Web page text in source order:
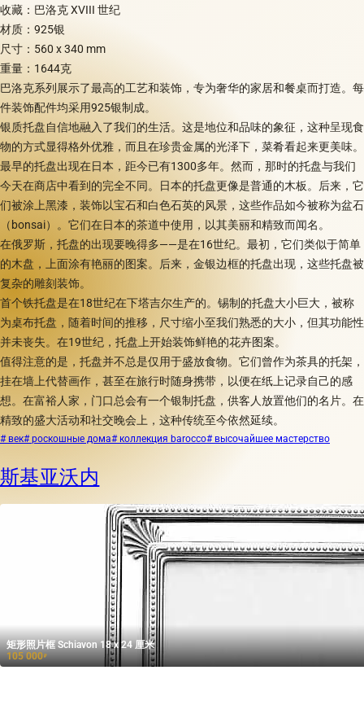
收藏：巴洛克 XVIII 世纪
材质：925银
尺寸：560 x 340 mm
重量：1644克
巴洛克系列展示了最高的工艺和装饰，专为奢华的家居和餐桌而打造。每
件装饰配件均采用925银制成。
银质托盘自信地融入了我们的生活。这是地位和品味的象征，这种呈现食
物的方式显得格外优雅，而且在珍贵金属的光泽下，菜肴看起来更美味。
最早的托盘出现在日本，距今已有1300多年。然而，那时的托盘与我们
今天在商店中看到的完全不同。日本的托盘更像是普通的木板。后来，它
们被涂上黑漆，装饰以宝石和白色石英的风景，这些作品如今被称为盆石
（bonsai）。它们在日本的茶道中使用，以其美丽和精致而闻名。
在俄罗斯，托盘的出现要晚得多——是在16世纪。最初，它们类似于简单
的木盘，上面涂有艳丽的图案。后来，金银边框的托盘出现，这些托盘被
复杂的雕刻装饰。
首个铁托盘是在18世纪在下塔吉尔生产的。锡制的托盘大小巨大，被称
为桌布托盘，随着时间的推移，尺寸缩小至我们熟悉的大小，但其功能性
并未丧失。在19世纪，托盘上开始装饰鲜艳的花卉图案。
值得注意的是，托盘并不总是仅用于盛放食物。它们曾作为茶具的托架，
挂在墙上代替画作，甚至在旅行时随身携带，以便在纸上记录自己的感
想。在富裕人家，门口总会有一个银制托盘，供客人放置他们的名片。在
精致的盛大活动和社交晚会上，这种传统至今依然延续。
# век# роскошные дома# коллекция barocco# высочайшее мастерство
斯基亚沃内
矩形照片框 Schiavon 18 x 24 厘米
105 000₽